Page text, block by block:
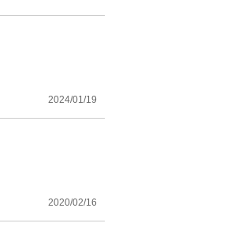
2024/01/19
2020/02/16